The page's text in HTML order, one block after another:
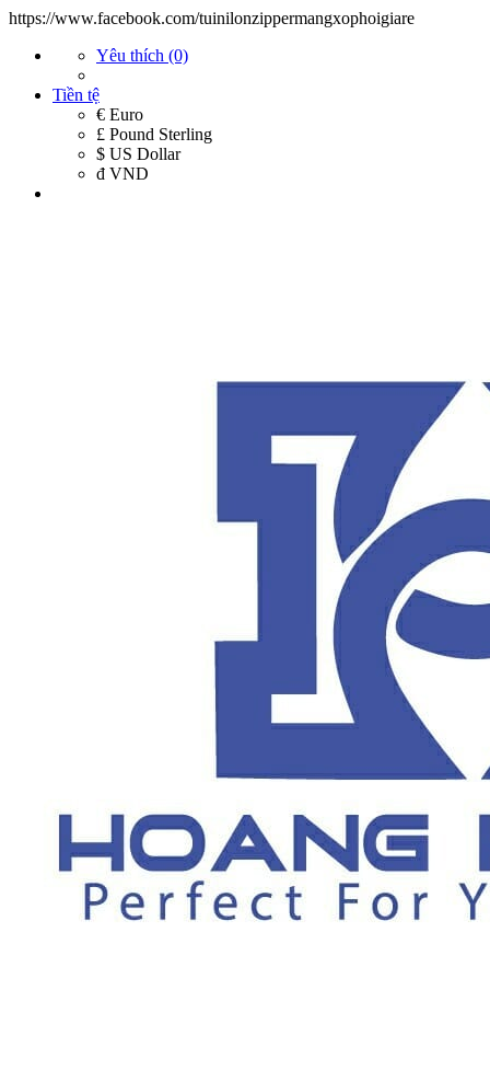
https://www.facebook.com/tuinilonzippermangxophoigiare
Yêu thích (0)
Tiền tệ
€ Euro
£ Pound Sterling
$ US Dollar
đ VND